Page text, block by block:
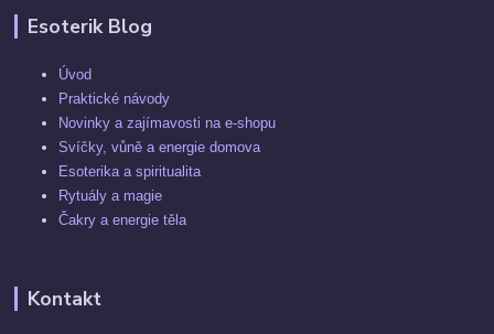
Esoterik Blog
Úvod
Praktické návody
Novinky a zajímavosti na e-shopu
Svíčky, vůně a energie domova
Esoterika a spiritualita
Rytuály a magie
Čakry a energie těla
Kontakt